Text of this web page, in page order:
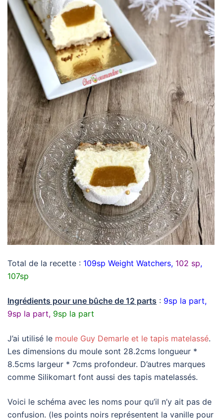
Total de la recette : 109sp Weight Watchers, 102 sp,
107sp
Ingrédients pour une bûche de 12 parts : 9sp la part,
9sp la part, 9sp la part
J’ai utilisé le moule Guy Demarle et le tapis matelassé.
Les dimensions du moule sont 28.2cms longueur *
8.5cms largeur * 7cms profondeur. D’autres marques
comme Silikomart font aussi des tapis matelassés.
Voici le schéma avec les noms pour qu’il n’y ait pas de
confusion. (les points noirs représentent la vanille pour